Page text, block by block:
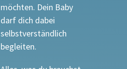
möchten. Dein Baby
darf dich dabei
selbstverständlich
begleiten.